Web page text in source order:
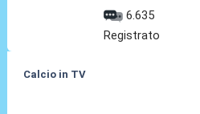
6.635
Registrato
Calcio in TV